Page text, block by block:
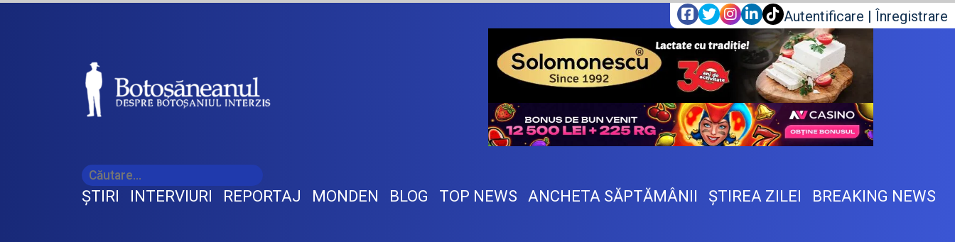
Autentificare | Înregistrare
ŞTIRI INTERVIURI REPORTAJ MONDEN BLOG TOP NEWS ANCHETA SĂPTĂMÂNII ŞTIREA ZILEI BREAKING NEWS